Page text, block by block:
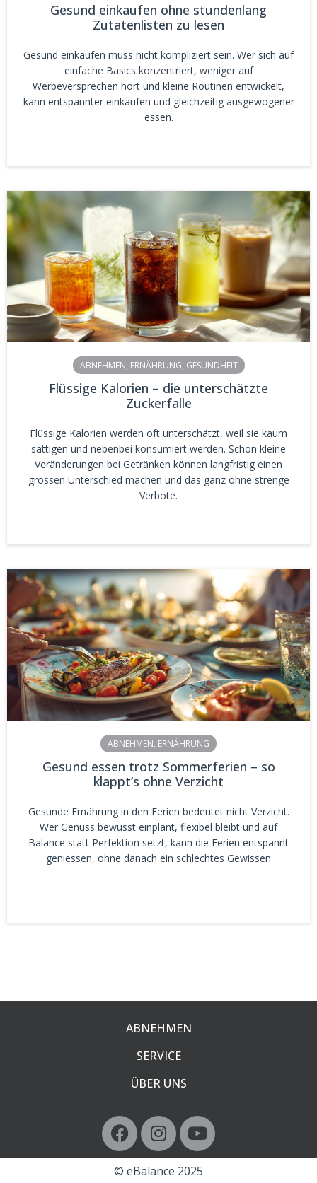
Gesund einkaufen ohne stundenlang
Zutatenlisten zu lesen
Gesund einkaufen muss nicht kompliziert sein. Wer sich auf
einfache Basics konzentriert, weniger auf
Werbeversprechen hört und kleine Routinen entwickelt,
kann entspannter einkaufen und gleichzeitig ausgewogener
essen.
ABNEHMEN, ERNÄHRUNG, GESUNDHEIT
Flüssige Kalorien – die unterschätzte
Zuckerfalle
Flüssige Kalorien werden oft unterschätzt, weil sie kaum
sättigen und nebenbei konsumiert werden. Schon kleine
Veränderungen bei Getränken können langfristig einen
grossen Unterschied machen und das ganz ohne strenge
Verbote.
ABNEHMEN, ERNÄHRUNG
Gesund essen trotz Sommerferien – so
klappt’s ohne Verzicht
Gesunde Ernährung in den Ferien bedeutet nicht Verzicht.
Wer Genuss bewusst einplant, flexibel bleibt und auf
Balance statt Perfektion setzt, kann die Ferien entspannt
geniessen, ohne danach ein schlechtes Gewissen
ABNEHMEN
SERVICE
ÜBER UNS
© eBalance 2025